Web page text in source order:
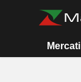
Mercati